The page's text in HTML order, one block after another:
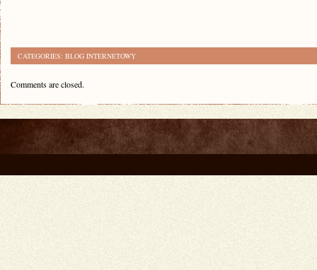
CATEGORIES: BLOG INTERNETOWY
Comments are closed.